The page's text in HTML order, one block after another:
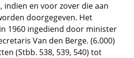
indien en voor zover die aan
doorgegeven. Het
1960 ingediend door minister
Van den Berge. (6.000)
(Stbb. 538, 539, 540) tot